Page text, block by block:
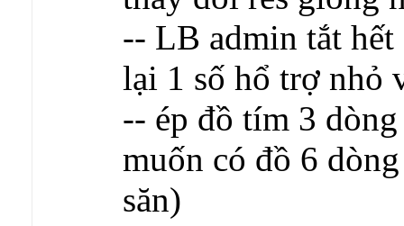
-- LB admin tắt hết
lại 1 số hổ trợ nhỏ
-- ép đồ tím 3
muốn có đồ 6
săn)